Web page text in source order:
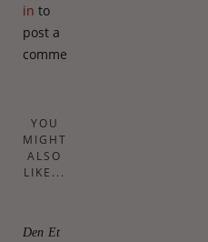
in to
post a
comment.
YOU
MIGHT
ALSO
LIKE...
Den Et